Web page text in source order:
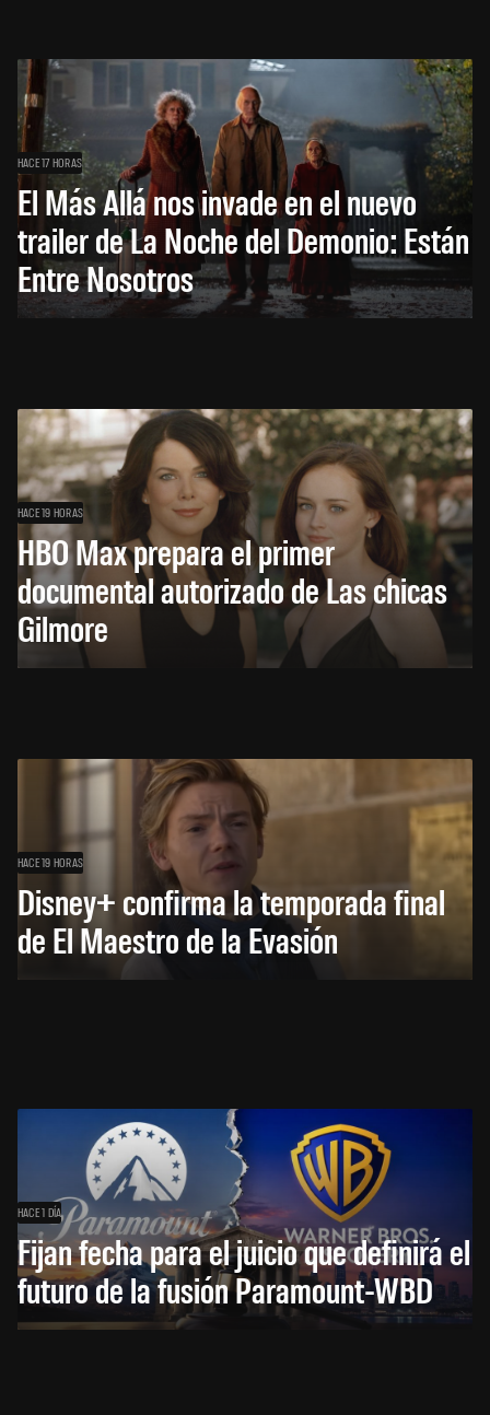
HACE 17 HORAS
El Más Allá nos invade en el nuevo
trailer de La Noche del Demonio: Están
Entre Nosotros
HACE 19 HORAS
HBO Max prepara el primer
documental autorizado de Las chicas
Gilmore
HACE 19 HORAS
Disney+ confirma la temporada final
de El Maestro de la Evasión
HACE 1 DÍA
Fijan fecha para el juicio que definirá el
futuro de la fusión Paramount-WBD